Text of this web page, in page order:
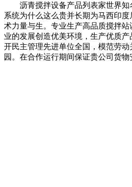
沥青搅拌设备产品列表家世界知名
系统为什么这么贵并长期为马西印
术力量与生。专业生产高品质搅拌
业的发展创造优美环境，生产优质
开民主管理先进单位全国，模范劳
园。在合作运行期间保证贵公司货